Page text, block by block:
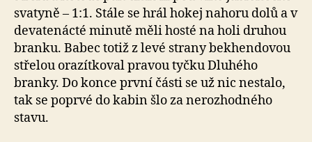
svatyně – 1:1. Stále se hrál hokej nahoru dolů a v
devatenácté minutě měli hosté na holi druhou
branku. Babec totiž z levé strany bekhendovou
střelou orazítkoval pravou tyčku Dluhého
branky. Do konce první části se už nic nestalo,
tak se poprvé do kabin šlo za nerozhodného
stavu.